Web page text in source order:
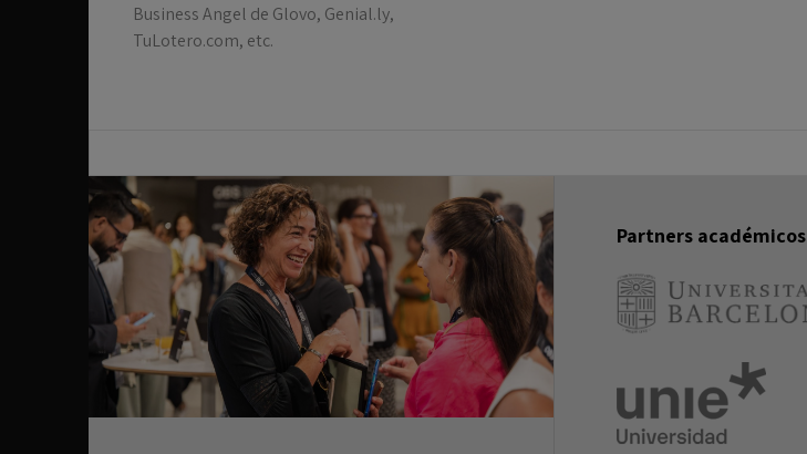
Business Angel de Glovo, Genial.ly,
TuLotero.com, etc.
Partners académicos